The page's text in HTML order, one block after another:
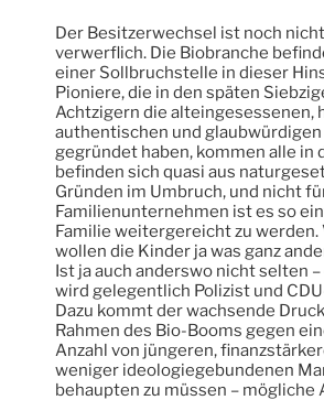
Der Besitzerwechsel ist noch
verwerflich. Die Biobranche
einer Sollbruchstelle in dieser
Pioniere, die in den späten
Achtzigern die alteingesessenen,
authentischen und
gegründet haben, kommen alle in
befinden sich quasi aus
Gründen im Umbruch, und nicht
Familienunternehmen ist es so
Familie weitergereicht zu
wollen die Kinder ja was ganz
Ist ja auch anderswo nicht selten
wird gelegentlich Polizist und
Dazu kommt der wachsende
Rahmen des Bio-Booms gegen
Anzahl von jüngeren,
weniger ideologiegebundenen
behaupten zu müssen – mögliche